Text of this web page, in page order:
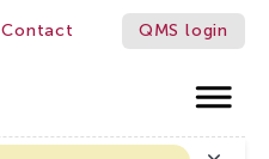
Contact QMS login